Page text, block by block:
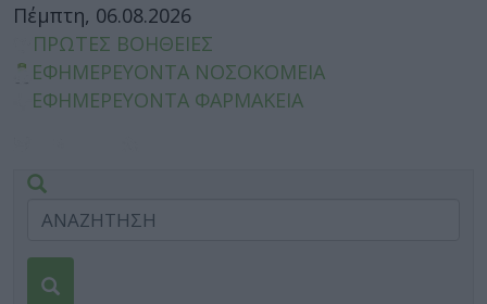
Πέμπτη, 06.08.2026
ΠΡΩΤΕΣ ΒΟΗΘΕΙΕΣ
ΕΦΗΜΕΡΕΥΟΝΤΑ ΝΟΣΟΚΟΜΕΙΑ
ΕΦΗΜΕΡΕΥΟΝΤΑ ΦΑΡΜΑΚΕΙΑ